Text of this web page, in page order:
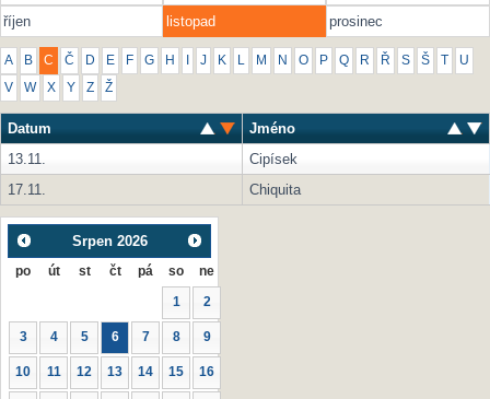
říjen
listopad prosinec
A B C Č D E F G H J K L M N O P Q R Ř S Š U
V W X Y Z Ž
Datum
Jméno
13.11.
Cipísek
17.11.
Chiquita
Srpen 2026
po út st čt pá so ne
1 2
3 4 5 6 7 8 9
10 11 12 13 14 15 16